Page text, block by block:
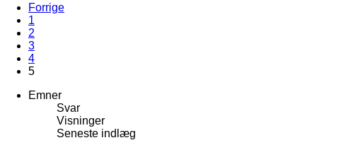
Forrige
1
2
3
4
5
Emner
Svar
Visninger
Seneste indlæg